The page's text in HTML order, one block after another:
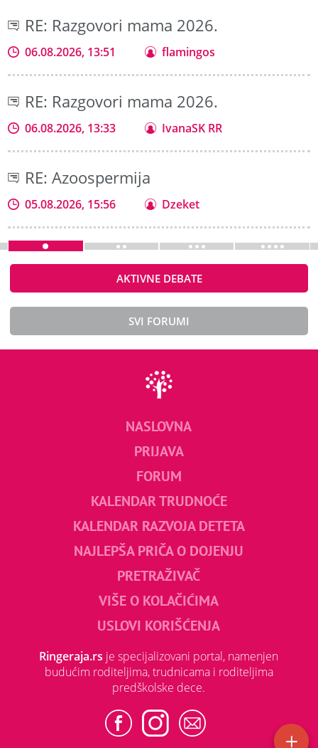
RE: Razgovori mama 2026.
06.08.2026, 13:51 flamingos
RE: Razgovori mama 2026.
06.08.2026, 13:33 IvanaSK RR
RE: Azoospermija
05.08.2026, 15:56 Dzeket
AKTIVNE DEBATE
SVI FORUMI
NASLOVNA
PRIJAVA
FORUM
KALENDAR TRUDNOĆE
KALENDAR RAZVOJA DETETA
NAJLEPŠA PRIČA O DOJENJU
PRETRAŽIVAČ
VIŠE O KOLAČIĆIMA
USLOVI KORIŠĆENJA
Ringeraja.rs je specijalizovani portal, namenjen
budućim roditeljima, trudnicama i roditeljima
predškolske dece.